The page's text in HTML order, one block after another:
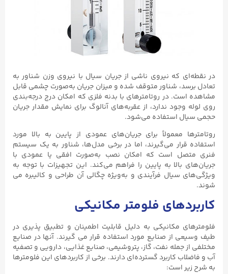
در نقطه‌ای که نیروی ناشی از جریان سیال با نیروی وزن شناور به
تعادل برسد، شناور متوقف شده و میزان جریان به‌صورت چشمی قابل
مشاهده است. در روتامترهای با بدنه فلزی که امکان درج درجه‌بندی
روی لوله وجود ندارد، از عقربه‌های آنالوگ برای نمایش مقدار جریان
حجمی سیال استفاده می‌شود.
روتامترها معمولاً برای جریان‌های عمودی از پایین به بالا مورد
استفاده قرار می‌گیرند، اما در برخی مدل‌ها، شناور به یک سیستم
فنری متصل است که امکان نصب به‌صورت افقی یا عمودی با
جریان‌های بالا به پایین را فراهم می‌کند. این تجهیزات با توجه به
ویژگی‌های سیال فرآیندی و به‌ویژه چگالی آن طراحی و کالیبره می‌
شوند.
کاربردهای فلومتر مکانیکی
فلومترهای مکانیکی به دلیل قابلیت اطمینان و تطبیق پذیری در
طیف وسیعی از صنایع مورد استفاده قرار می گیرند. آنها در صنایع
مختلفی از جمله نفت، گاز، پتروشیمی، صنایع غذایی، دارویی و تصفیه
آب و فاضلاب کاربرد گسترده‌ای دارند. برخی از کاربردهای این فلومترها
به شرح زیر است: